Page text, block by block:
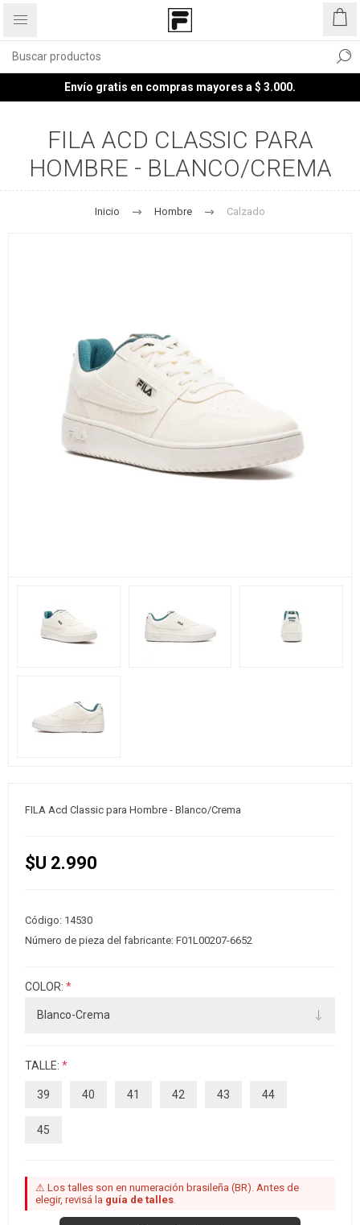
Envío gratis en compras mayores a $ 3.000.
FILA ACD CLASSIC PARA
HOMBRE - BLANCO/CREMA
Inicio Hombre Calzado
FILA Acd Classic para Hombre - Blanco/Crema
$U 2.990
Código: 14530
Número de pieza del fabricante: F01L00207-6652
COLOR: *
TALLE: *
39 40 41 42 43 44
45
⚠ Los talles son en numeración brasileña (BR). Antes de
elegir, revisá la guía de talles